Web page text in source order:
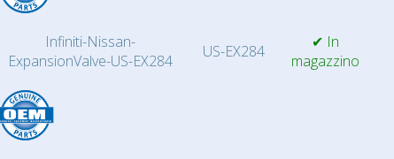
Infiniti-Nissan-
ExpansionValve-US-EX284
US-EX284
✔ In
magazzino